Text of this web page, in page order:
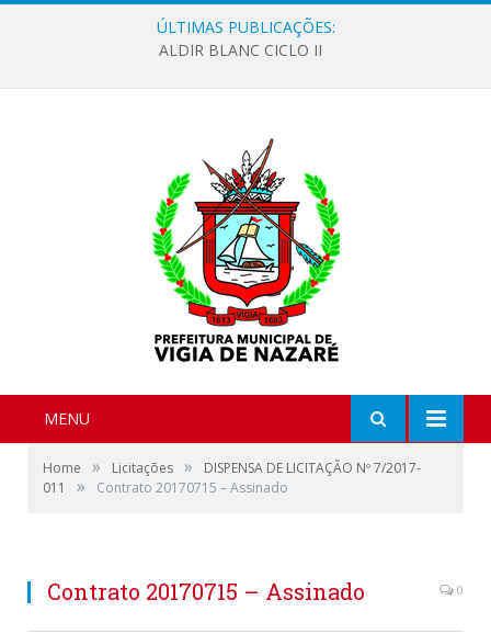
ÚLTIMAS PUBLICAÇÕES:
ALDIR BLANC CICLO II
MENU
Home » Licitações »
DISPENSA DE LICITAÇÃO Nº 7/2017-
011
» Contrato 20170715 – Assinado
Contrato 20170715 – Assinado 0